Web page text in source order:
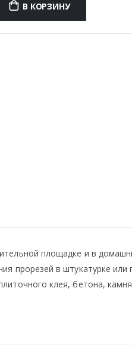
В КОРЗИНУ
площадке и в
прорезей в штукатурке или
клея, бетона,